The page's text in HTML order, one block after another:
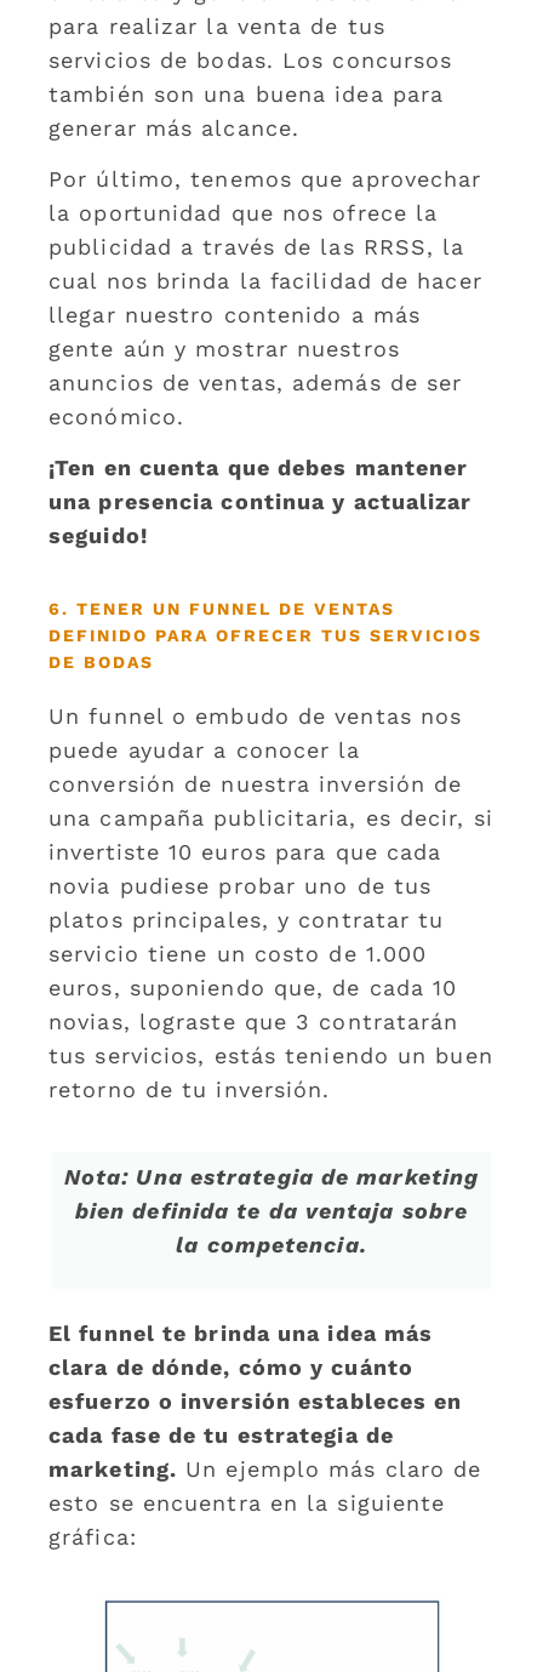
para realizar la venta de tus
servicios de bodas. Los concursos
también son una buena idea para
generar más alcance.
Por último, tenemos que aprovechar
la oportunidad que nos ofrece la
publicidad a través de las RRSS, la
cual nos brinda la facilidad de hacer
llegar nuestro contenido a más
gente aún y mostrar nuestros
anuncios de ventas, además de ser
económico.
¡Ten en cuenta que debes mantener
una presencia continua y actualizar
seguido!
6. TENER UN FUNNEL DE VENTAS
DEFINIDO PARA OFRECER TUS SERVICIOS
DE BODAS
Un funnel o embudo de ventas nos
puede ayudar a conocer la
conversión de nuestra inversión de
una campaña publicitaria, es decir, si
invertiste 10 euros para que cada
novia pudiese probar uno de tus
platos principales, y contratar tu
servicio tiene un costo de 1.000
euros, suponiendo que, de cada 10
novias, lograste que 3 contratarán
tus servicios, estás teniendo un buen
retorno de tu inversión.
Nota: Una estrategia de marketing
bien definida te da ventaja sobre
la competencia.
El funnel te brinda una idea más
clara de dónde, cómo y cuánto
esfuerzo o inversión estableces en
cada fase de tu estrategia de
marketing. Un ejemplo más claro de
esto se encuentra en la siguiente
gráfica: